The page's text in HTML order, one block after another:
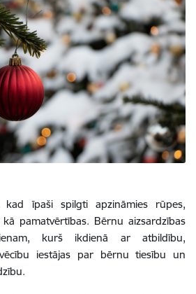
kad īpaši spilgti apzināmies rūpes,
pamatvērtības. Bērnu aizsardzības
kurš ikdienā ar atbildību,
iestājas par bērnu tiesību un